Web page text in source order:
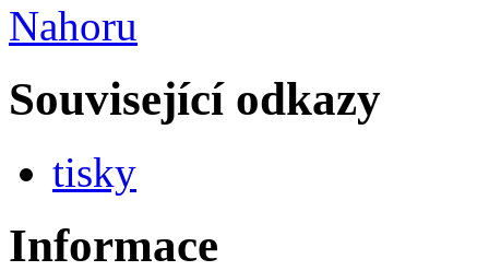
Nahoru
Související odkazy
tisky
Informace